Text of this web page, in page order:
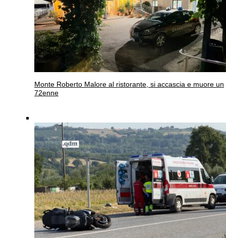
Monte Roberto Malore al ristorante, si accascia e muore un
72enne